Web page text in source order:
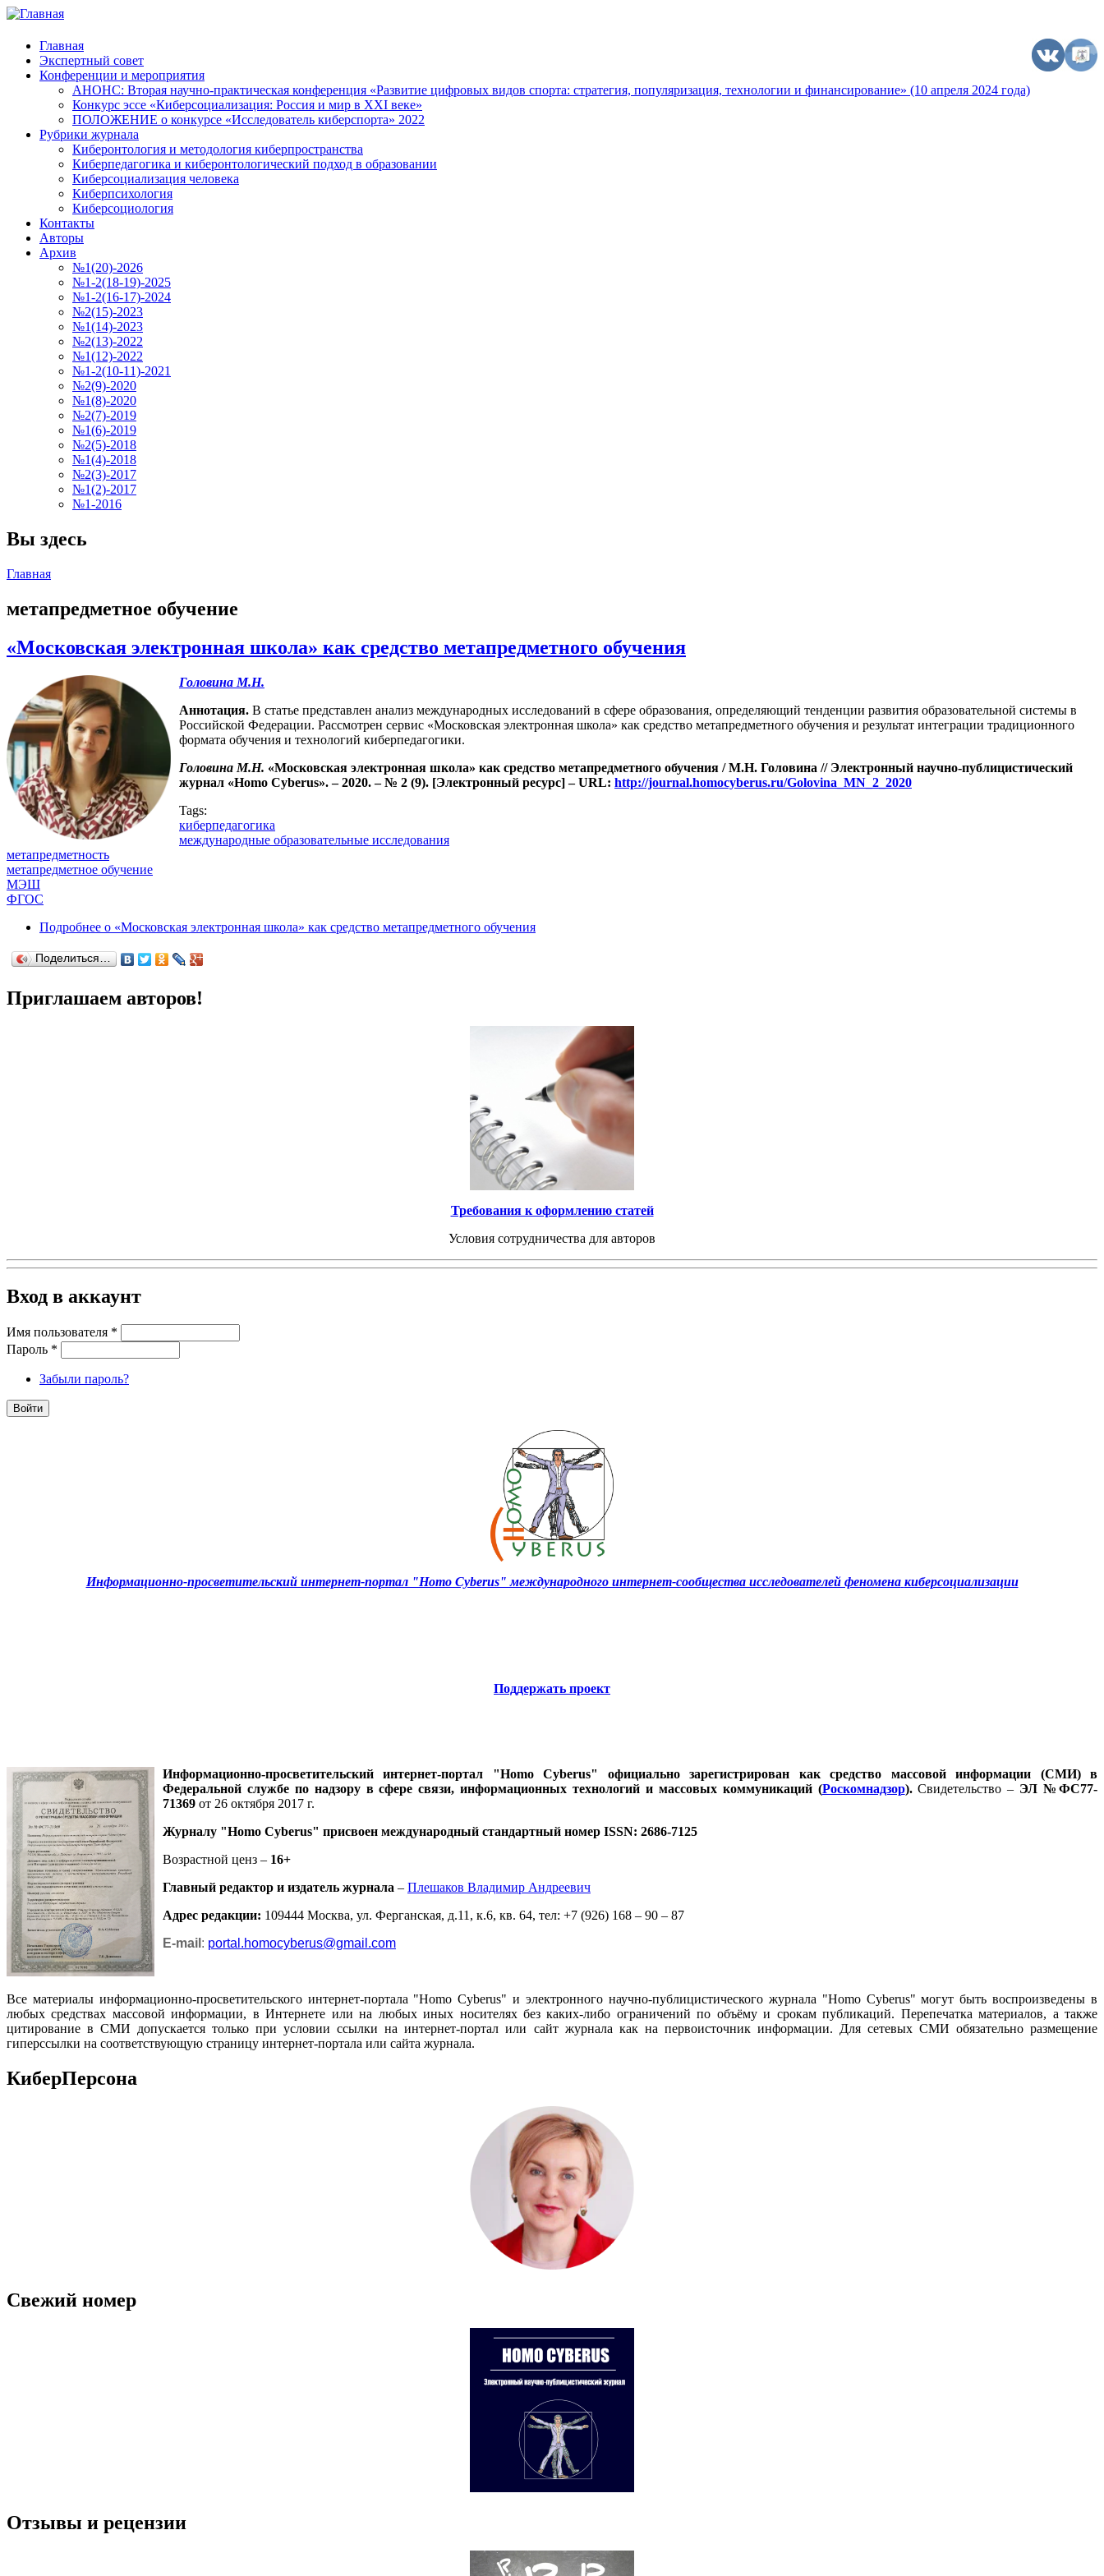
Главная
Экспертный совет
Конференции и мероприятия
АНОНС: Вторая научно-практическая конференция «Развитие цифровых видов спорта: стратегия, популяризация, технологии и финансирование» (10 апреля 2024 года)
Конкурс эссе «Киберсоциализация: Россия и мир в XXI веке»
ПОЛОЖЕНИЕ о конкурсе «Исследователь киберспорта» 2022
Рубрики журнала
Киберонтология и методология киберпространства
Киберпедагогика и киберонтологический подход в образовании
Киберсоциализация человека
Киберпсихология
Киберсоциология
Контакты
Авторы
Архив
№1(20)-2026
№1-2(18-19)-2025
№1-2(16-17)-2024
№2(15)-2023
№1(14)-2023
№2(13)-2022
№1(12)-2022
№1-2(10-11)-2021
№2(9)-2020
№1(8)-2020
№2(7)-2019
№1(6)-2019
№2(5)-2018
№1(4)-2018
№2(3)-2017
№1(2)-2017
№1-2016
Вы здесь
Главная
метапредметное обучение
«Московская электронная школа» как средство метапредметного обучения
Головина М.Н.
Аннотация. В статье представлен анализ международных исследований в сфере образования, определяющий тенденции развития образовательной системы в
Российской Федерации. Рассмотрен сервис «Московская электронная школа» как средство метапредметного обучения и результат интеграции традиционного
формата обучения и технологий киберпедагогики.
Головина М.Н. «Московская электронная школа» как средство метапредметного обучения / М.Н. Головина // Электронный научно-публицистический
журнал «Homo Cyberus». – 2020. – № 2 (9). [Электронный ресурс]– URL: http://journal.homocyberus.ru/Golovina_MN_2_2020
Tags:
киберпедагогика
международные образовательные исследования
метапредметность
метапредметное обучение
МЭШ
ФГОС
Подробнее о «Московская электронная школа» как средство метапредметного обучения
Поделиться…
Приглашаем авторов!
Требования к оформлению статей
Условия сотрудничества для авторов
Вход в аккаунт
Имя пользователя *
Пароль *
Забыли пароль?
Информационно-просветительский интернет-портал "Homo Cyberus" международного интернет-сообщества исследователей феномена киберсоциализации
Поддержать проект
Информационно-просветительский интернет-портал "Homo Cyberus" официально зарегистрирован как средство массовой информации (СМИ) в
Федеральной службе по надзору в сфере связи, информационных технологий и массовых коммуникаций (Роскомнадзор).Свидетельство – ЭЛ №ФС77-
71369 от 26 октября 2017 г.
Журналу "Homo Cyberus" присвоен международный стандартный номер ISSN: 2686-7125
Возрастной ценз – 16+
Главный редактор и издатель журнала – Плешаков Владимир Андреевич
Адрес редакции: 109444 Москва, ул. Ферганская, д.11, к.6, кв. 64, тел: +7 (926) 168 – 90 – 87
E-mail : portal.homocyberus@gmail.com
Все материалы информационно-просветительского интернет-портала "Homo Cyberus" и электронного научно-публицистического журнала "Homo Cyberus" могут быть воспроизведены в
любых средствах массовой информации, в Интернете или на любых иных носителях без каких-либо ограничений по объёму и срокам публикаций. Перепечатка материалов, а также
цитирование в СМИ допускается только при условии ссылки на интернет-портал или сайт журнала как на первоисточник информации. Для сетевых СМИ обязательно размещение
гиперссылки на соответствующую страницу интернет-портала или сайта журнала.
КиберПерсона
Свежий номер
Отзывы и рецензии